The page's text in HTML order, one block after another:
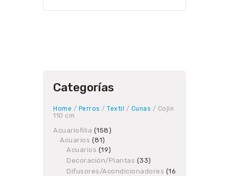
Categorías
Home / Perros / Textil / Cunas / Cojin
110 cm
Acuariofilia 158158
Acuarios 8181
products
Acuarios 1919
products
Decoración/Plantas 3333
products
Difusores/Acondicionadores
16